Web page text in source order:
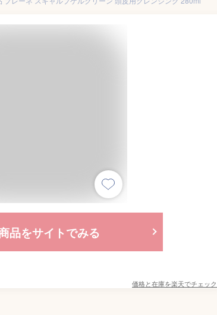
品をサイトでみる
価格と在庫を楽天でチェック